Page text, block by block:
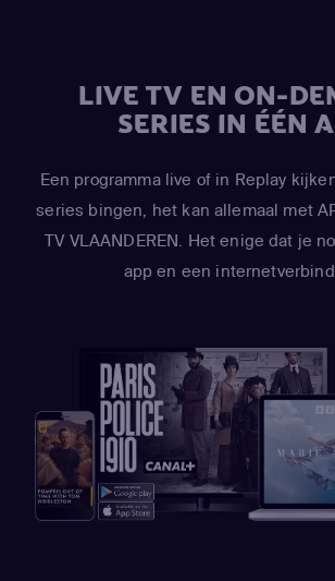
LIVE TV EN ON-
SERIES IN ÉÉN
Een programma live of in Replay
series bingen, het kan allemaal met
TV VLAANDEREN. Het enige dat je
app en een